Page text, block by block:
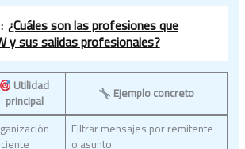
¿Cuáles son las profesiones que
y sus salidas profesionales?
Utilidad
principal
Ejemplo concreto
Filtrar mensajes por remitente
o asunto